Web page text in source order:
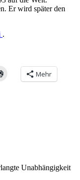
Er wird später den
.
Mehr
Unabhängigkeit